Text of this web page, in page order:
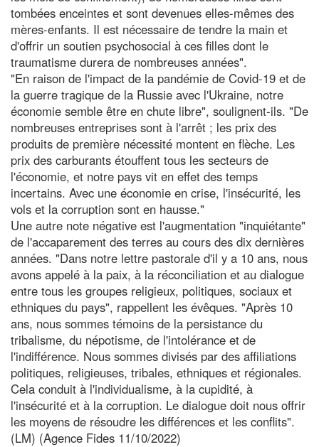
tombées enceintes et sont devenues elles-mêmes des
mères-enfants. Il est nécessaire de tendre la main et
d'offrir un soutien psychosocial à ces filles dont le
traumatisme durera de nombreuses années".
"En raison de l'impact de la pandémie de Covid-19 et de
la guerre tragique de la Russie avec l'Ukraine, notre
économie semble être en chute libre", soulignent-ils. "De
nombreuses entreprises sont à l'arrêt ; les prix des
produits de première nécessité montent en flèche. Les
prix des carburants étouffent tous les secteurs de
l'économie, et notre pays vit en effet des temps
incertains. Avec une économie en crise, l'insécurité, les
vols et la corruption sont en hausse."
Une autre note négative est l'augmentation "inquiétante"
de l'accaparement des terres au cours des dix dernières
années. "Dans notre lettre pastorale d'il y a 10 ans, nous
avons appelé à la paix, à la réconciliation et au dialogue
entre tous les groupes religieux, politiques, sociaux et
ethniques du pays", rappellent les évêques. "Après 10
ans, nous sommes témoins de la persistance du
tribalisme, du népotisme, de l'intolérance et de
l'indifférence. Nous sommes divisés par des affiliations
politiques, religieuses, tribales, ethniques et régionales.
Cela conduit à l'individualisme, à la cupidité, à
l'insécurité et à la corruption. Le dialogue doit nous offrir
les moyens de résoudre les différences et les conflits".
(LM) (Agence Fides 11/10/2022)